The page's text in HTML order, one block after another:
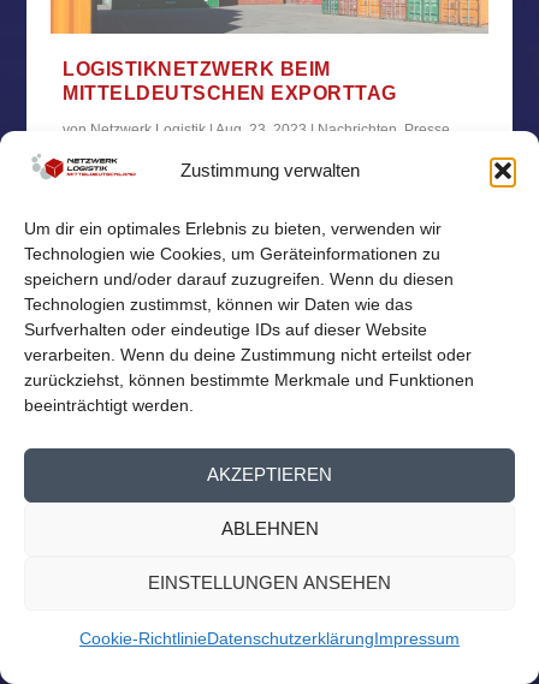
Zustimmung verwalten
Um dir ein optimales Erlebnis zu bieten, verwenden wir
Technologien wie Cookies, um Geräteinformationen zu
speichern und/oder darauf zuzugreifen. Wenn du diesen
Technologien zustimmst, können wir Daten wie das
Surfverhalten oder eindeutige IDs auf dieser Website
verarbeiten. Wenn du deine Zustimmung nicht erteilst oder
zurückziehst, können bestimmte Merkmale und Funktionen
beeinträchtigt werden.
AKZEPTIEREN
ABLEHNEN
EINSTELLUNGEN ANSEHEN
Cookie-RichtlinieDatenschutzerklärungImpressum
LOGISTIKNETZWERK BEIM
MITTELDEUTSCHEN EXPORTTAG
von Netzwerk Logistik | Aug. 23, 2023 | Nachrichten Presse
Logistiknetzwerk beim Mitteldeutschen Exporttag Am
WEITERLESEN
TUCCONNECT HERBST –